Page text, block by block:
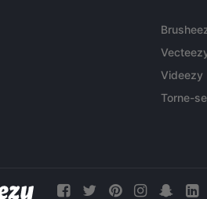
Videezy
Torne-